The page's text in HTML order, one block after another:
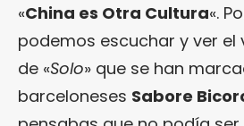
«China es Otra Cultura«.
podemos escuchar y ver el
de «Solo» que se han
barceloneses Sabore